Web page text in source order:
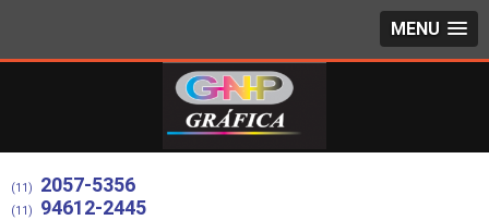
MENU
(11) 2057-5356
(11) 94612-2445